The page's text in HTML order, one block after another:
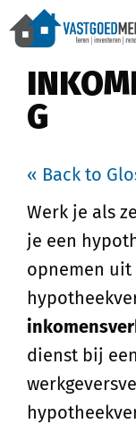
G
« Back to
Werk je als
je een
opnemen uit
dienst bij